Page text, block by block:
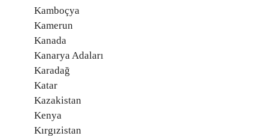
Kamboçya
Kamerun
Kanada
Kanarya Adaları
Karadağ
Katar
Kazakistan
Kenya
Kırgızistan